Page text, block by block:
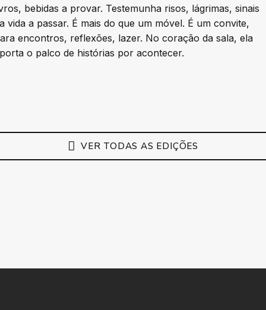
bebidas a provar. Testemunha risos, lágrimas, sinais
vida a passar. É mais do que um móvel. É um convite,
encontros, reflexões, lazer. No coração da sala, ela
o palco de histórias por acontecer.
VER TODAS AS EDIÇÕES